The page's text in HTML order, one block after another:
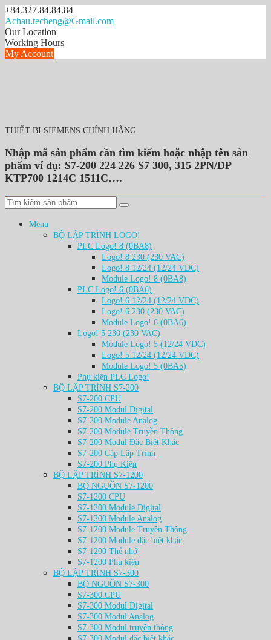
Skip
to
content
+84.327.84.84.84
Achau.techeng@Gmail.com
Our Location
Working Hours
My Account
THIẾT BỊ SIEMENS CHÍNH HÃNG
Nhập mã sản phẩm cần tìm kiếm hoặc nhập tên sản
phẩm ví dụ: S7-200 224 226 S7 300, 315 2PN/DP
KTP700 1214C 1511C….
Menu
BỘ LẬP TRÌNH LOGO!
PLC Logo! 8 (0BA8)
Logo! 8 230 (230 VAC)
Logo! 8 12/24 (12/24 VDC)
Module Logo! 8 (0BA8)
PLC Logo! 6 (0BA6)
Logo! 6 12/24 (12/24 VDC)
Logo! 6 230 (230 VAC)
Module Logo! 6 (0BA6)
Logo! 5 230 (230 VAC)
Module Logo! 5 (12/24 VDC)
Logo! 5 12/24 (12/24 VDC)
Module Logo! 5 (0BA5)
Phụ kiện PLC Logo!
BỘ LẬP TRÌNH S7-200
S7-200 CPU
S7-200 Modul Digital
S7-200 Module Analog
S7-200 Module Truyền Thông
S7-200 Modul Đặc Biệt Khác
S7-200 Cáp Lập Trình
S7-200 Phụ Kiện
BỘ LẬP TRÌNH S7-1200
BỘ NGUỒN S7-1200
S7-1200 CPU
S7-1200 Module Digital
S7-1200 Module Analog
S7-1200 Module Truyền Thông
S7-1200 Module đặc biệt khác
S7-1200 Thẻ nhớ
S7-1200 Phụ kiện
BỘ LẬP TRÌNH S7-300
BỘ NGUỒN S7-300
S7-300 CPU
S7-300 Modul Digital
S7-300 Modul Analog
S7-300 Modul truyền thông